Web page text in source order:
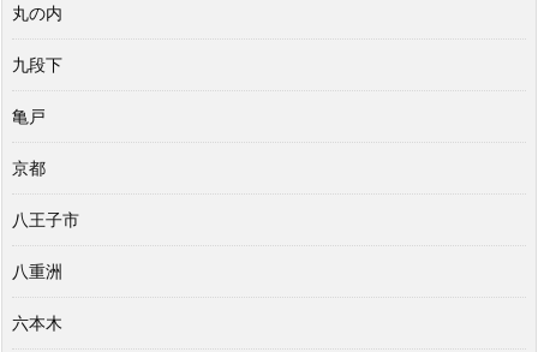
丸の内
九段下
亀戸
京都
八王子市
八重洲
六本木